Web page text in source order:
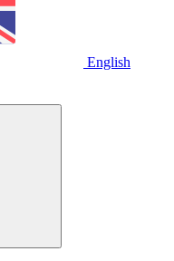
English